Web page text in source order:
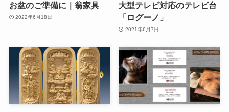
お盆のご準備に｜翁家具
2022年6月18日
大型テレビ対応のテレビ台
「ログーノ」
2021年6月7日